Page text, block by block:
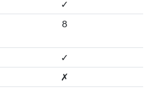
✓
8
✓
✗